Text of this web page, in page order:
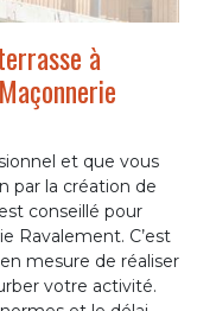
à
et que vous
par la création de
conseillé pour
Ravalement. C’est
mesure de réaliser
votre activité.